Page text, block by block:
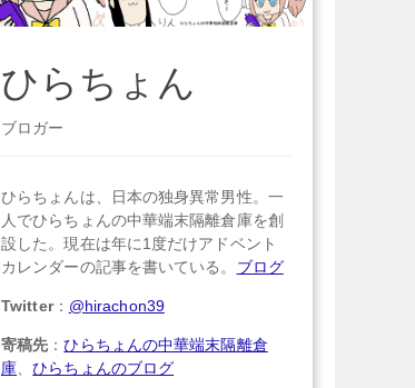
ひらちょん
ブロガー
ひらちょんは、日本の独身異常男性。一
人でひらちょんの中華端末隔離倉庫を創
設した。現在は年に1度だけアドベント
カレンダーの記事を書いている。 ブログ
Twitter： @hirachon39
寄稿先 ：ひらちょんの中華端末隔離倉
庫 、ひらちょんのブログ